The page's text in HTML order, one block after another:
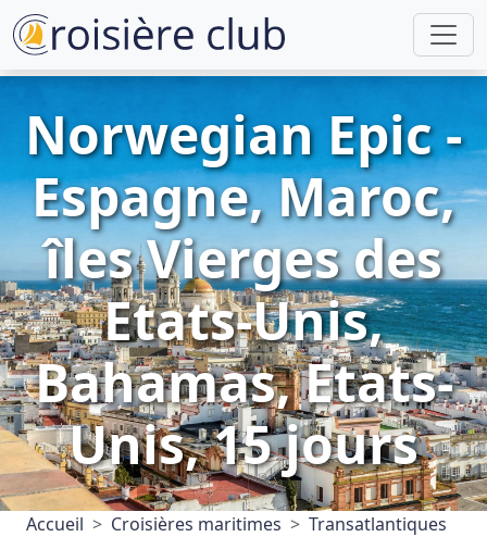
Norwegian Epic -
Espagne, Maroc,
îles Vierges des
Etats-Unis,
Bahamas, Etats-
Unis, 15 jours
Accueil Croisières maritimes
Transatlantiques